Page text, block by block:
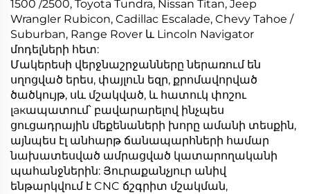
1500 /2500, Toyota Tundra, Nissan Titan, Jeep
Wrangler Rubicon, Cadillac Escalade, Chevy Tahoe /
Suburban, Range Rover և Lincoln Navigator
մոդելների հետ:
Մակերեսի վերջնաշրջանները ներառում են
սղոցված երես, փայլուն եզր, քրոմավորված
ծածկույթ, սև մշակված, և հատուկ փոշու
լакապատում՝ բավարարելով ինչպես
ցուցադրային մեքենաների խորը ամանի տեսքին,
այնպես էլ անհարթ ճանապարհների համար
նախատեսված ամրացված կատարողականի
պահանջներին: Յուրաքանչյուր անիվ
ենթարկվում է CNC ճշգրիտ մշակման,